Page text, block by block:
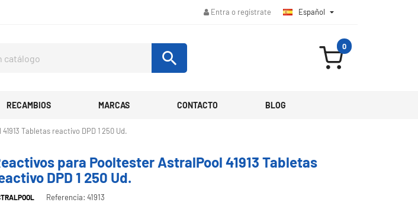
Entra o regístrate Español 

0
RECAMBIOS MARCAS CONTACTO BLOG
Tabletas reactivo DPD 1 250 Ud.
para Pooltester AstralPool 41913 Tabletas
DPD 1 250 Ud.
Referencia: 41913